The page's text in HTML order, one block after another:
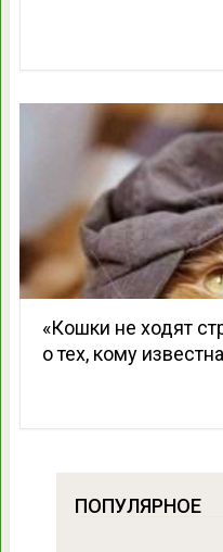
«Кошки не ходят
о тех, кому
ПОПУЛЯРНОЕ